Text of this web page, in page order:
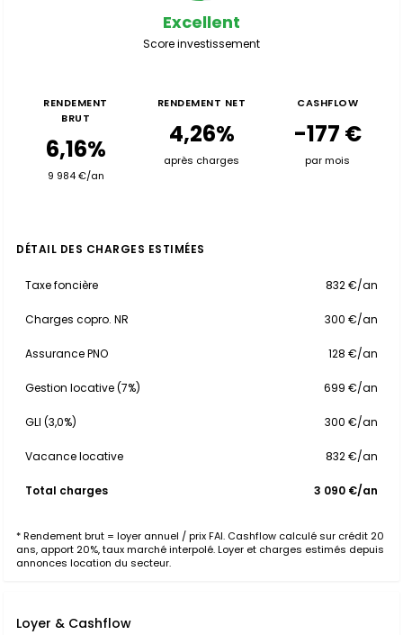
Excellent
Score investissement
RENDEMENT
BRUT
6,16%
9 984 €/an
RENDEMENT NET
4,26%
après charges
CASHFLOW
-177 €
par mois
DÉTAIL DES CHARGES ESTIMÉES
Taxe foncière 832 €/an
Charges copro. NR 300 €/an
Assurance PNO 128 €/an
Gestion locative (7%) 699 €/an
GLI (3,0%) 300 €/an
Vacance locative 832 €/an
Total charges 3 090 €/an
* Rendement brut = loyer annuel / prix FAI. Cashflow calculé sur crédit 20
ans, apport 20%, taux marché interpolé. Loyer et charges estimés depuis
annonces location du secteur.
Loyer & Cashflow